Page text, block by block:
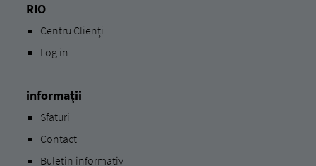
RIO
Centru Clienți
Log in
informaţii
Sfaturi
Contact
Buletin informativ